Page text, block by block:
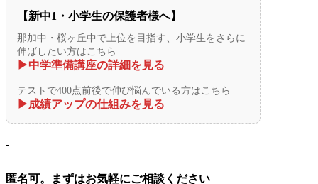
【新中1・小学生の保護者様へ】
那加中・桜ヶ丘中で上位を目指す、小学生をさらに
伸ばしたい方はこちら
▶︎中学準備講座の詳細を見る
テストで400点前後で伸び悩んでいる方はこちら
▶︎成績アップの仕組みを見る
-
匿名可。まずはお気軽にご相談ください